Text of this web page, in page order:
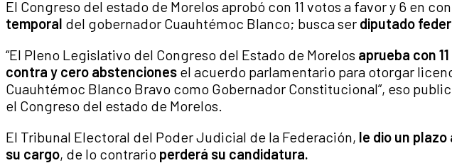
El Congreso del estado de Morelos aprobó con 11 votos a favor y 6 en
temporal del gobernador Cuauhtémoc Blanco; busca ser diputado
“El Pleno Legislativo del Congreso del Estado de Morelos aprueba con
contra y cero abstenciones el acuerdo parlamentario para otorgar
Cuauhtémoc Blanco Bravo como Gobernador Constitucional”, eso
el Congreso del estado de Morelos.
El Tribunal Electoral del Poder Judicial de la Federación, le dio un
su cargo, de lo contrario perderá su candidatura.